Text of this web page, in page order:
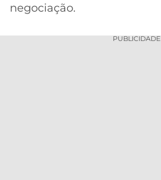
negociação.
PUBLICIDADE